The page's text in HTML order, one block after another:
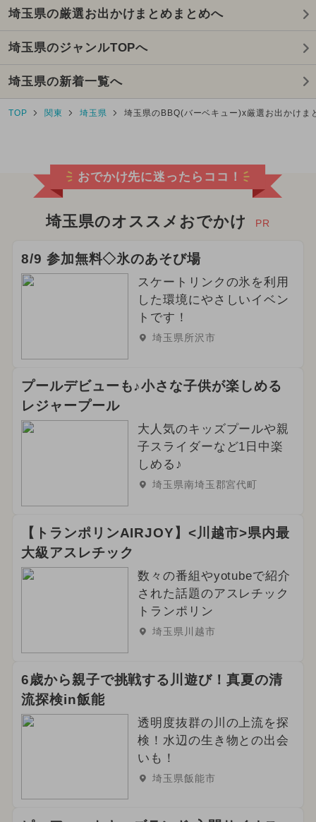
埼玉県の厳選お出かけまとめまとめへ
埼玉県のジャンルTOPへ
埼玉県の新着一覧へ
TOP 関東 埼玉県 埼玉県のBBQ(バーベキュー)x厳選お出かけま
おでかけ先に迷ったらココ！
埼玉県のオススメおでかけ PR
8/9 参加無料◇氷のあそび場
スケートリンクの氷を利用
した環境にやさしいイベン
トです！
埼玉県所沢市
プールデビューも♪小さな子供が楽しめる
レジャープール
大人気のキッズプールや親
子スライダーなど1日中楽
しめる♪
埼玉県南埼玉郡宮代町
【トランポリンAIRJOY】<川越市>県内最
大級アスレチック
数々の番組やyotubeで紹介
された話題のアスレチック
トランポリン
埼玉県川越市
6歳から親子で挑戦する川遊び！真夏の清
流探検in飯能
透明度抜群の川の上流を探
検！水辺の生き物との出会
いも！
埼玉県飯能市